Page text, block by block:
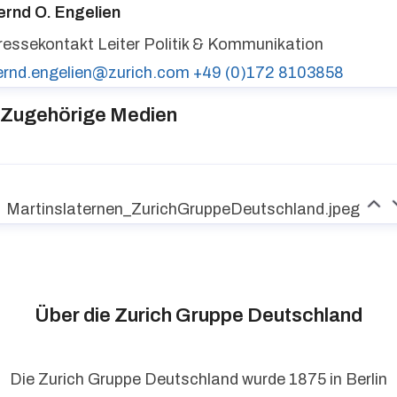
O. Engelien
Leiter Politik & Kommunikation
+49 (0)172 8103858
Zugehörige Medien
Martinslaternen_ZurichGruppeDeutschland.jpeg
Über die Zurich Gruppe Deutschland
Die Zurich Gruppe Deutschland wurde 1875 in Berlin